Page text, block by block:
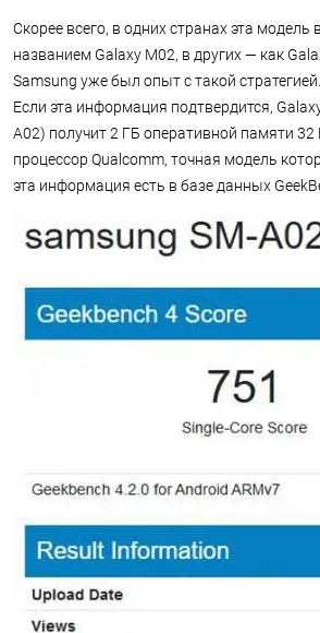
Скорее всего, в одних странах эта модель
названием Galaxy M02, в других — как
Samsung уже был опыт с такой стратегией.
Если эта информация подтвердится,
A02) получит 2 ГБ оперативной памяти
процессор Qualcomm, точная модель
эта информация есть в базе данных